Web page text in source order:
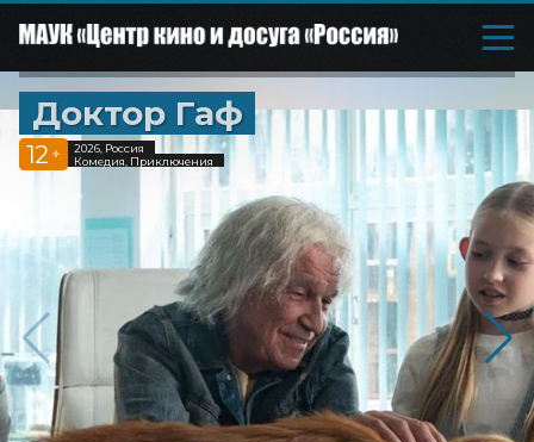
Доктор Гаф
12 +
2026, Россия
Комедия, Приключения